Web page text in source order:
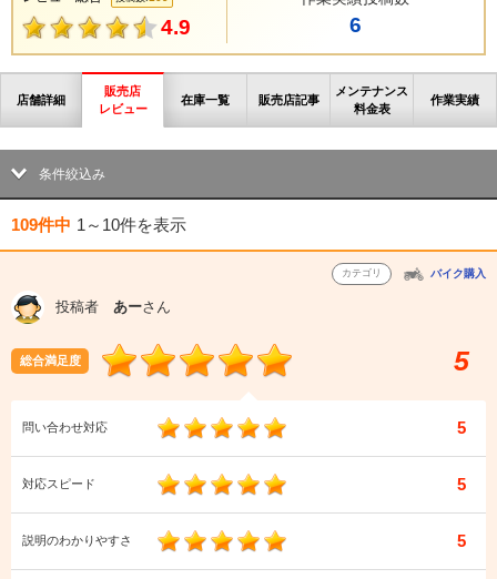
4.9 6
店舗詳細
販売店
レビュー
在庫一覧 販売店記事
メンテナンス
料金表
作業実績
条件絞込み
109件中 1～10件を表示
カテゴリ バイク購入
投稿者 あーさん
総合満足度 5
問い合わせ対応 5
対応スピード 5
説明のわかりやすさ 5